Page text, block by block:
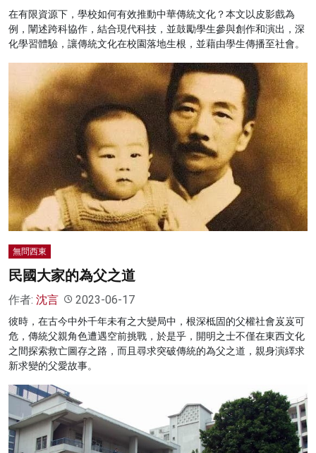
在有限資源下，學校如何有效推動中華傳統文化？本文以皮影戲為
例，闡述跨科協作，結合現代科技，並鼓勵學生參與創作和演出，深
化學習體驗，讓傳統文化在校園落地生根，並藉由學生傳播至社會。
無問西東
民國大家的為父之道
作者: 沈言 2023-06-17
彼時，在古今中外千年未有之大變局中，根深柢固的父權社會岌岌可
危，傳統父親角色遭遇空前挑戰，於是乎，開明之士不僅在東西文化
之間探索救亡圖存之路，而且尋求突破傳統的為父之道，親身演繹求
新求變的父愛故事。